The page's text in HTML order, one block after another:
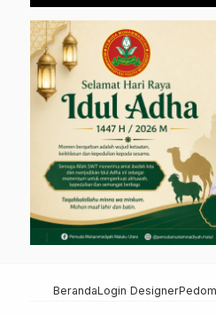
BerandaLogin Designer